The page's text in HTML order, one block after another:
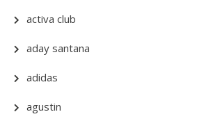
activa club
aday santana
adidas
agustin